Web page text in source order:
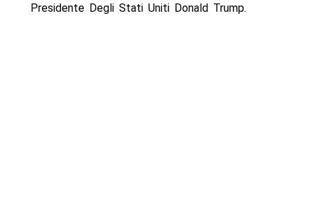
Presidente Degli Stati Uniti Donald Trump.